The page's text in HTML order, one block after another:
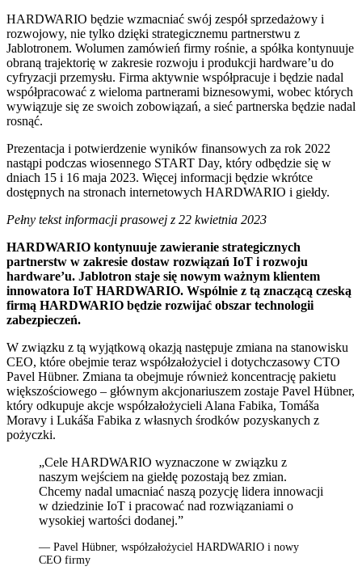
HARDWARIO będzie wzmacniać swój zespół sprzedażowy i
rozwojowy, nie tylko dzięki strategicznemu partnerstwu z
Jablotronem. Wolumen zamówień firmy rośnie, a spółka kontynuuje
obraną trajektorię w zakresie rozwoju i produkcji hardware’u do
cyfryzacji przemysłu. Firma aktywnie współpracuje i będzie nadal
współpracować z wieloma partnerami biznesowymi, wobec których
wywiązuje się ze swoich zobowiązań, a sieć partnerska będzie nadal
rosnąć.
Prezentacja i potwierdzenie wyników finansowych za rok 2022
nastąpi podczas wiosennego START Day, który odbędzie się w
dniach 15 i 16 maja 2023. Więcej informacji będzie wkrótce
dostępnych na stronach internetowych HARDWARIO i giełdy.
Pełny tekst informacji prasowej z 22 kwietnia 2023
HARDWARIO kontynuuje zawieranie strategicznych
partnerstw w zakresie dostaw rozwiązań IoT i rozwoju
hardware’u. Jablotron staje się nowym ważnym klientem
innowatora IoT HARDWARIO. Wspólnie z tą znaczącą czeską
firmą HARDWARIO będzie rozwijać obszar technologii
zabezpieczeń.
W związku z tą wyjątkową okazją następuje zmiana na stanowisku
CEO, które obejmie teraz współzałożyciel i dotychczasowy CTO
Pavel Hübner. Zmiana ta obejmuje również koncentrację pakietu
większościowego – głównym akcjonariuszem zostaje Pavel Hübner,
który odkupuje akcje współzałożycieli Alana Fabika, Tomáša
Moravy i Lukáša Fabika z własnych środków pozyskanych z
pożyczki.
„Cele HARDWARIO wyznaczone w związku z
naszym wejściem na giełdę pozostają bez zmian.
Chcemy nadal umacniać naszą pozycję lidera innowacji
w dziedzinie IoT i pracować nad rozwiązaniami o
wysokiej wartości dodanej.”
— Pavel Hübner, współzałożyciel HARDWARIO i nowy
CEO firmy